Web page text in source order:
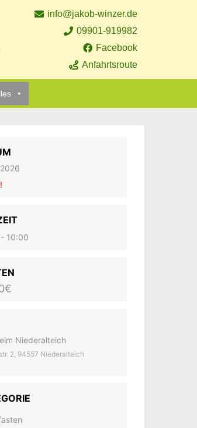
info@jakob-winzer.de
09901-919982
Facebook
Anfahrtsroute
10:00
Niederalteich
2, 94557 Niederalteich